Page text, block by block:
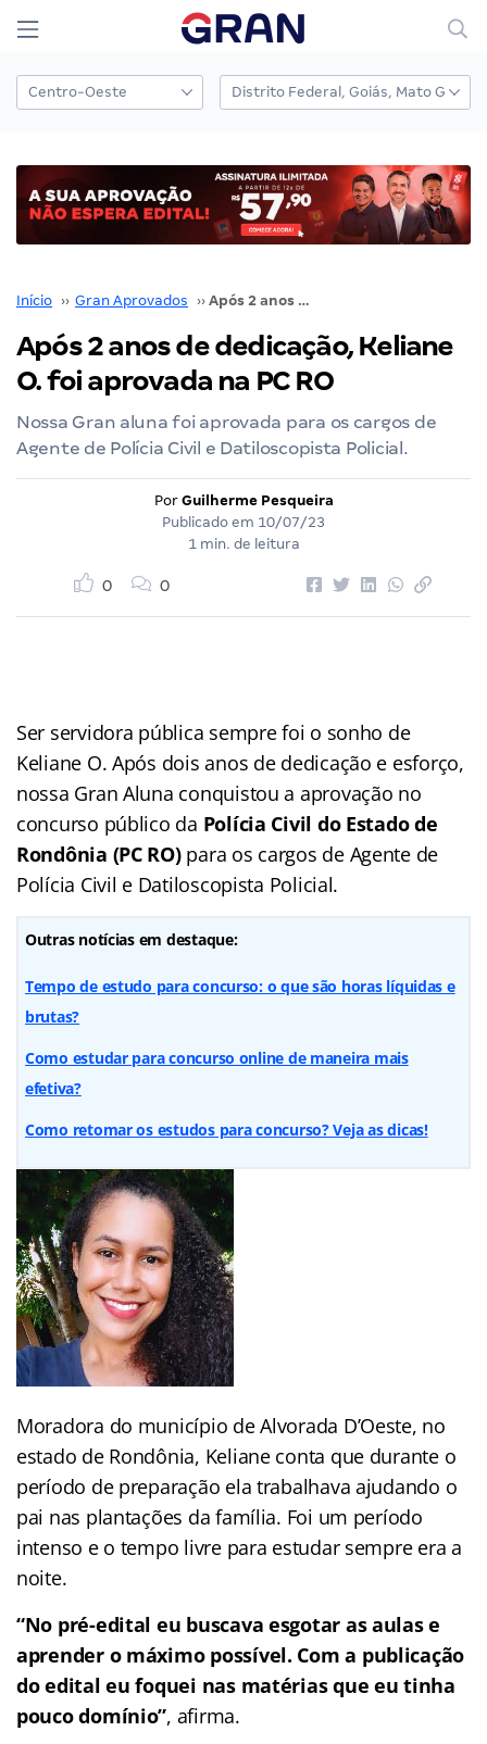
Início ›› Gran Aprovados ›› Após 2 anos de dedicação, Keliane O. foi aprovada na PC RO
Após 2 anos de dedicação, Keliane
O. foi aprovada na PC RO
Nossa Gran aluna foi aprovada para os cargos de
Agente de Polícia Civil e Datiloscopista Policial.
Por Guilherme Pesqueira
Publicado em 10/07/23
1 min. de leitura
0 0
Ser servidora pública sempre foi o sonho de
Keliane O. Após dois anos de dedicação e esforço,
nossa Gran Aluna conquistou a aprovação no
concurso público da Polícia Civil do Estado de
Rondônia (PC RO)para os cargos de Agente de
Polícia Civil e Datiloscopista Policial.
Outras notícias em destaque:
Tempo de estudo para concurso: o que são horas líquidas e
brutas?
Como estudar para concurso online de maneira mais
efetiva?
Como retomar os estudos para concurso? Veja as dicas!
Moradora do município de Alvorada D’Oeste, no
estado de Rondônia, Keliane conta que durante o
período de preparação ela trabalhava ajudando o
pai nas plantações da família. Foi um período
intenso e o tempo livre para estudar sempre era a
noite.
“No pré-edital eu buscava esgotar as aulas e
aprender o máximo possível. Com a publicação
do edital eu foquei nas matérias que eu tinha
pouco domínio”, afirma.